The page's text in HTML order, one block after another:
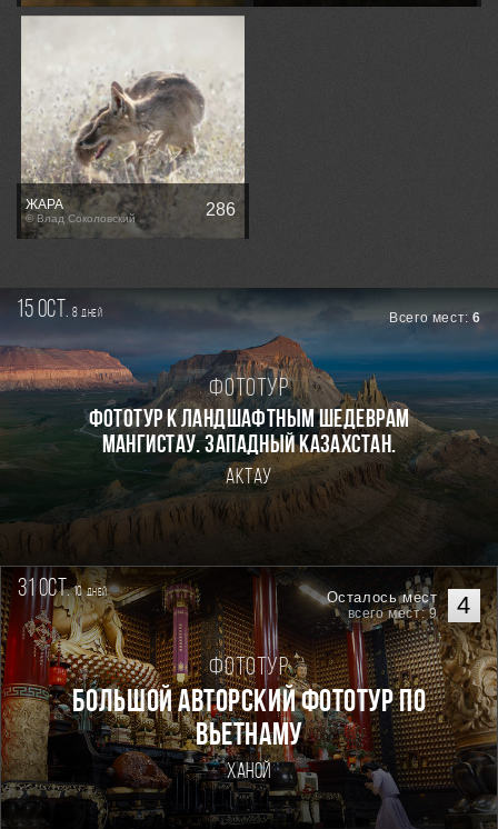
ЖАРА
© Влад Соколовский 286
15 oct. 8дней Всего мест:6
Фототур
Фототур к ландшафтным шедеврам
Мангистау. Западный Казахстан.
Актау
31 oct.10дней 4
Осталось мест
всего мест: 9
Фототур
Большой авторский фототур по
Вьетнаму
Ханой